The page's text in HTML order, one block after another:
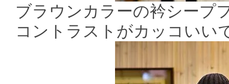
ブラウンカラーの衿シープ
コントラストがカッコいい